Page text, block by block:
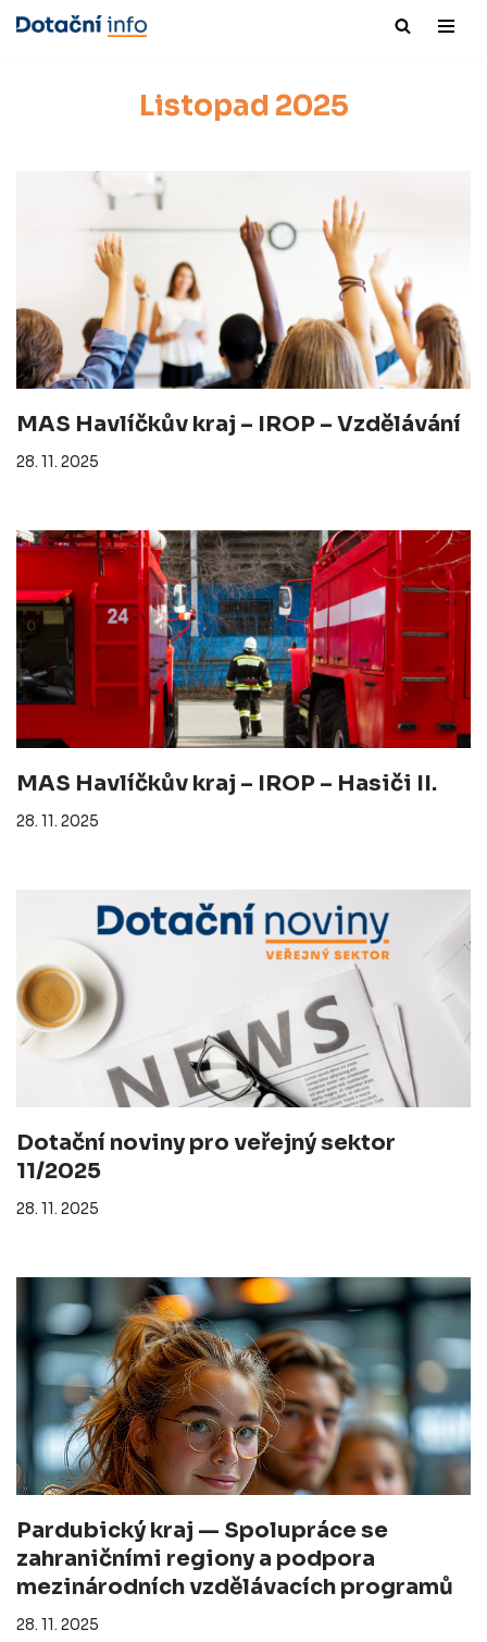
Listopad 2025
MAS Havlíčkův kraj – IROP – Vzdělávání
28. 11. 2025
MAS Havlíčkův kraj – IROP – Hasiči II.
28. 11. 2025
Dotační noviny pro veřejný sektor
11/2025
28. 11. 2025
Pardubický kraj — Spolupráce se
zahraničními regiony a podpora
mezinárodních vzdělávacích programů
28. 11. 2025